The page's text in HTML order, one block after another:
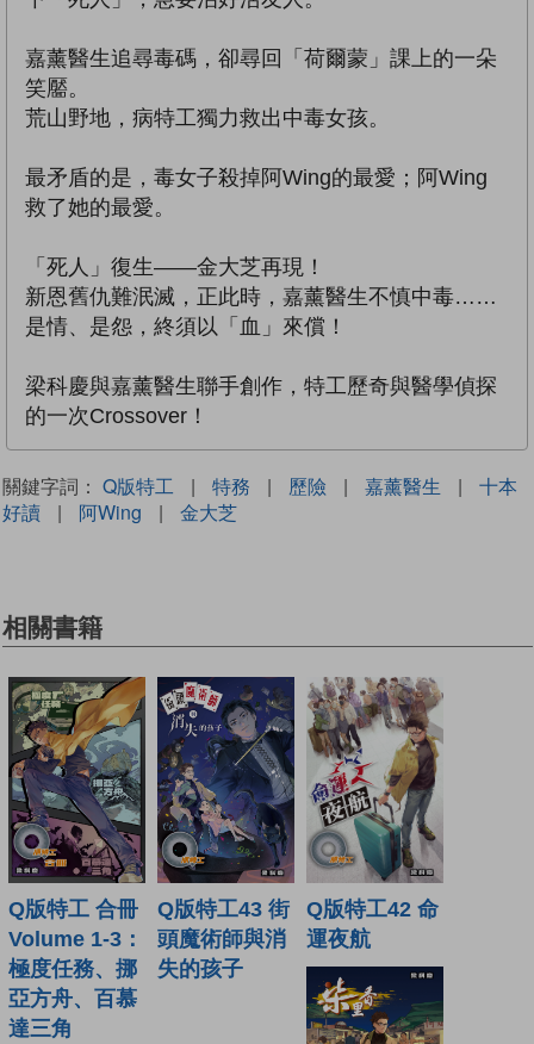
嘉薰醫生追尋毒碼，卻尋回「荷爾蒙」課上的一朵
笑靨。
荒山野地，病特工獨力救出中毒女孩。
最矛盾的是，毒女子殺掉阿Wing的最愛；阿Wing
救了她的最愛。
「死人」復生——金大芝再現！
新恩舊仇難泯滅，正此時，嘉薰醫生不慎中毒……
是情、是怨，終須以「血」來償！
梁科慶與嘉薰醫生聯手創作，特工歷奇與醫學偵探
的一次Crossover！
關鍵字詞： Q版特工 | 特務 | 歷險 | 嘉薰醫生 |
十本
好讀
| 阿Wing | 金大芝
相關書籍
Q版特工 合冊
Volume 1-3：
極度任務、挪
亞方舟、百慕
達三角
Q版特工43 街
頭魔術師與消
失的孩子
Q版特工42 命
運夜航